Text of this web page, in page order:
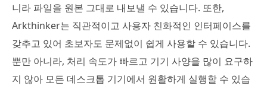
니라 파일을 원본 그대로 내보낼 수 있습니다. 또한,
Arkthinker는 직관적이고 사용자 친화적인 인터페이스를
갖추고 있어 초보자도 문제없이 쉽게 사용할 수 있습니다.
뿐만 아니라, 처리 속도가 빠르고 기기 사양을 많이 요구하
지 않아 모든 데스크톱 기기에서 원활하게 실행할 수 있습